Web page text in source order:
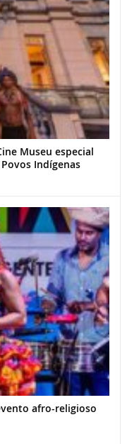
Museu especial
Indígenas
afro-religioso